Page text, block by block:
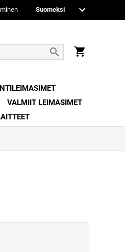
VALMIIT LEIMASIMET